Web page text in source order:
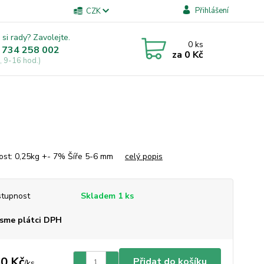
CZK Přihlášení
rady? Zavolejte.
258 002
9-16 hod.)
0ks
za 0 Kč
0,25kg +- 7% Šíře 5-6 mm celý popis
Skladem 1 ks
plátci DPH